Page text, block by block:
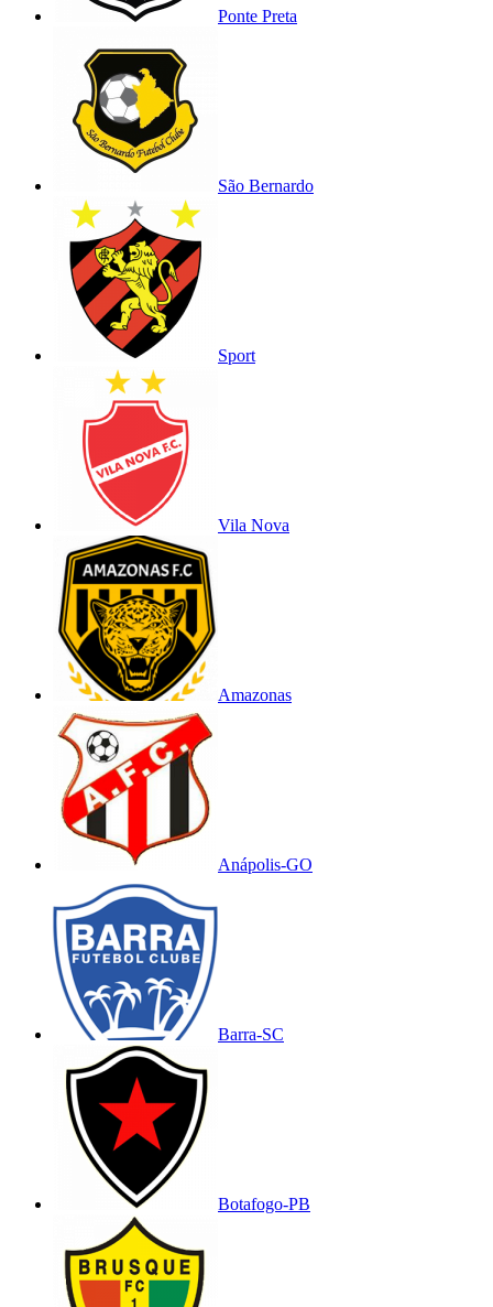
Ponte Preta
São Bernardo
Sport
Vila Nova
Amazonas
Anápolis-GO
Barra-SC
Botafogo-PB